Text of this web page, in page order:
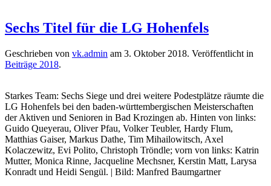
Sechs Titel für die LG Hohenfels
Geschrieben von vk.admin am 3. Oktober 2018. Veröffentlicht in
Beiträge 2018.
Starkes Team: Sechs Siege und drei weitere Podestplätze räumte die
LG Hohenfels bei den baden-württembergischen Meisterschaften
der Aktiven und Senioren in Bad Krozingen ab. Hinten von links:
Guido Queyerau, Oliver Pfau, Volker Teubler, Hardy Flum,
Matthias Gaiser, Markus Dathe, Tim Mihailowitsch, Axel
Kolaczewitz, Evi Polito, Christoph Tröndle; vorn von links: Katrin
Mutter, Monica Rinne, Jacqueline Mechsner, Kerstin Matt, Larysa
Konradt und Heidi Sengül. | Bild: Manfred Baumgartner